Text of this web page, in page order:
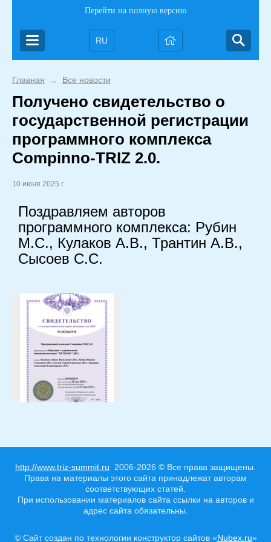
Перейти на полную версию
RU
Главная → Все новости
Получено свидетельство о
государственной регистрации
программного комплекса
Compinno-TRIZ 2.0.
10 июня 2025 г.
Поздравляем авторов
программного комплекса: Рубин
М.С., Кулаков А.В., Трантин А.В.,
Сысоев С.С.
http://www.triz-summit.ru 2006-2026 © Все права защищены.
Права на материалы этого сайта принадлежат авторам
соответствующих статей.
При использовании материалов сайта ссылки на авторов и
адрес сайта обязательны.
© Сайт создан по технологии конструктор сайтов «Nubex.ru»